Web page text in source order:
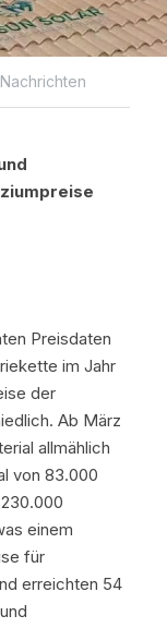
Preisdaten
im Jahr
der
Ab März
allmählich
von 83.000
einem
für
erreichten 54